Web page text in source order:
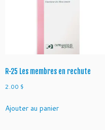
R-25 Les membres en rechute
2.00 $
Ajouter au panier